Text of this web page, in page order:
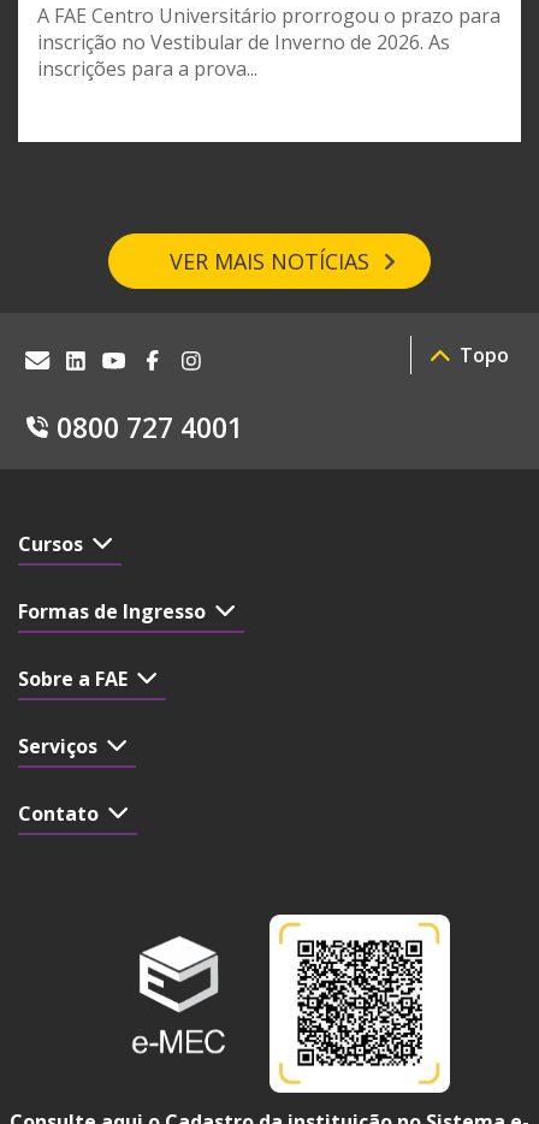
A FAE Centro Universitário prorrogou o prazo para
inscrição no Vestibular de Inverno de 2026. As
inscrições para a prova...
VER MAIS NOTÍCIAS
0800 727 4001
Topo
Cursos
Formas de Ingresso
Sobre a FAE
Serviços
Contato